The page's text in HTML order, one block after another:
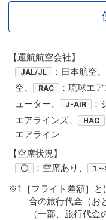
【運航航空会社】
JAL/JL ：日本航空、
空、
RAC ：琉球エ
ューター、
J-AIR ：
エアラインズ、
HAC
エアライン
【空席状況】
〇 ：空席あり、 1
※1［フライト差額］と
合の旅行代金（お
（一部、旅行代金